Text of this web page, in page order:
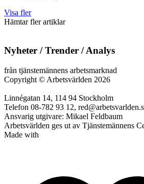
Visa fler
Hämtar fler artiklar
Nyheter / Trender / Analys
från tjänstemännens arbetsmarknad
Copyright © Arbetsvärlden 2026
Linnégatan 14, 114 94 Stockholm
Telefon 08-782 93 12,
Ansvarig utgivare: Mikael Feldbaum
Arbetsvärlden ges ut av Tjänstemännens
Made with